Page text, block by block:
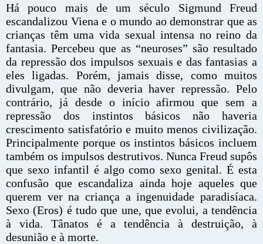
Há pouco mais de um século Sigmund Freud
escandalizou Viena e o mundo ao demonstrar que as
crianças têm uma vida sexual intensa no reino da
fantasia. Percebeu que as “neuroses” são resultado
da repressão dos impulsos sexuais e das fantasias a
eles ligadas. Porém, jamais disse, como muitos
divulgam, que não deveria haver repressão. Pelo
contrário, já desde o início afirmou que sem a
repressão dos instintos básicos não haveria
crescimento satisfatório e muito menos civilização.
Principalmente porque os instintos básicos incluem
também os impulsos destrutivos. Nunca Freud supôs
que sexo infantil é algo como sexo genital. É esta
confusão que escandaliza ainda hoje aqueles que
querem ver na criança a ingenuidade paradisíaca.
Sexo (Eros) é tudo que une, que evolui, a tendência
à vida. Tânatos é a tendência à destruição, à
desunião e à morte.